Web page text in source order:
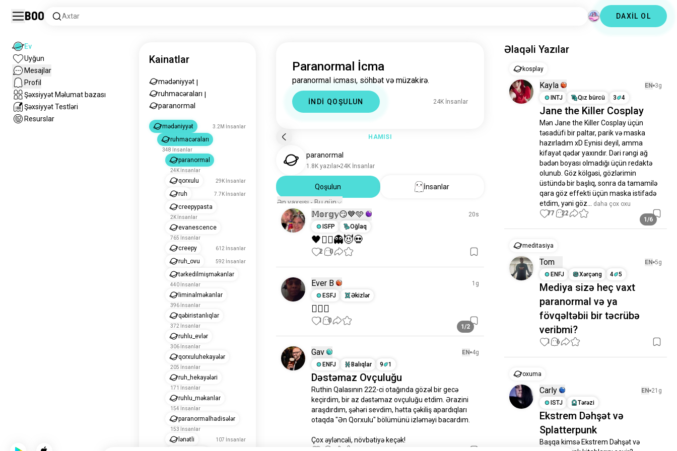
Boo Axtar DAXİL OL
Ev
Uyğun
Mesajlar
Profil
Şəxsiyyət Məlumat bazası
Şəxsiyyət Testləri
Resurslar
Kainatlar
mədəniyyət
ruhmacəraları
paranormal
mədəniyyət 3.2M İnsanlar
ruhmacəraları
348 İnsanlar
paranormal
24K İnsanlar
qorxulu 29K İnsanlar
ruh 7.7K İnsanlar
creepypasta
2K İnsanlar
evanescence
765 İnsanlar
creepy 612 İnsanlar
ruh_ovu 592 İnsanlar
tərkedilmişməkanlar
440 İnsanlar
liminalməkanlar
396 İnsanlar
qəbiristanlıqlar
372 İnsanlar
ruhlu_evlər
306 İnsanlar
qorxuluhekayələr
205 İnsanlar
ruh_hekayələri
171 İnsanlar
ruhlu_məkanlar
154 İnsanlar
paranormalhadisələr
153 İnsanlar
lənətli 107 İnsanlar
Paranormal İcma
paranormal icması, söhbət və müzakirə.
İNDİ QOŞULUN 24K İnsanlar
HAMISI
paranormal
1.8K yazılar 24K İnsanlar
Qoşulun
İnsanlar
Ən yaxşısı - Bu gün
𝕄𝕠𝕣𝕘𝕪😏💙🩵
20s
ISFP
Oğlaq
🖤🧙‍♀️👻😈💀
2 0
Ever B
1g
ESFJ
Əkizlər
🤷🏾‍♀️
1/2
1 0
Gav EN 4g
ENFJ
Balıqlar 9 1
Dəstəmaz Ovçuluğu
Ruthin Qalasının 222-ci otağında gözəl bir gecə
keçirdim, bir az dəstəmaz ovçuluğu etdim. Ərazini
araşdırdım, şəhəri sevdim, hətta çəkiliş apardıqları
otaqda "Ən Qorxulu" bölümünü izləməyi bacardım.
Çox əyləncəli, növbətiyə keçək!
Əlaqəli Yazılar
kosplay
Kayla EN 3g
INTJ
Qız bürcü 3 4
Jane the Killer Cosplay
Mən Jane the Killer Cosplay üçün
təsadüfi bir paltar, parik və maska
hazırladım xD Eynisi deyil, amma
kifayət qədər yaxındır. Dəri rəngi ağ
bədən boyası olmadığı üçün redaktə
olunub. Göz kölgəsi, gözlərimin
üstündə bir başlıq, sonra da tamamilə
qara göz effekti üçün maska istifadə
etdim, yəni göz...
daha çox oxu
1/6
77 22
meditasiya
Tom EN 5g
ENFJ
Xərçəng 4 5
Mediya sizə heç vaxt
paranormal və ya
fövqəltəbii bir təcrübə
veribmi?
1 6
oxuma
Carly EN 21g
ISTJ
Tərəzi
Ekstrem Dəhşət və
Splatterpunk
Başqa kimsə Ekstrem Dəhşət və